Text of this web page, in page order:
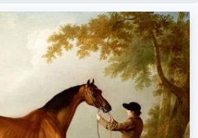
Wiese, Abstrakt mit viel Rot, Dunkles
Ölgemälde, Stehender Akt neben einem
Baum.